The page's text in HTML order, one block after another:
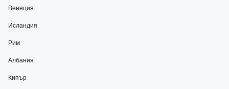
Венеция
Исландия
Рим
Албания
Кипър